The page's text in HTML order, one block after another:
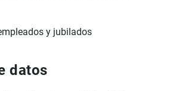
y jubilados
datos